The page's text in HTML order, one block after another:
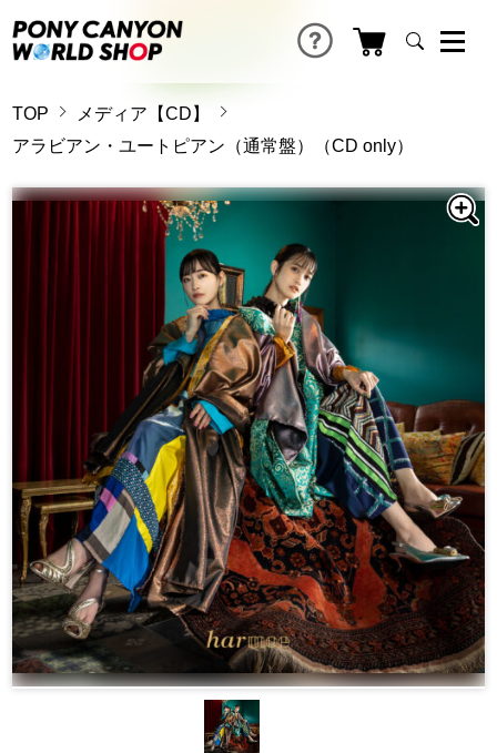
TOP
メディア【CD】
アラビアン・ユートピアン（通常盤）（CD only）